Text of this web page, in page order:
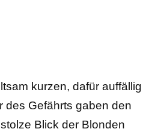
kurzen, dafür auffällig
des Gefährts gaben den
Blick der Blonden